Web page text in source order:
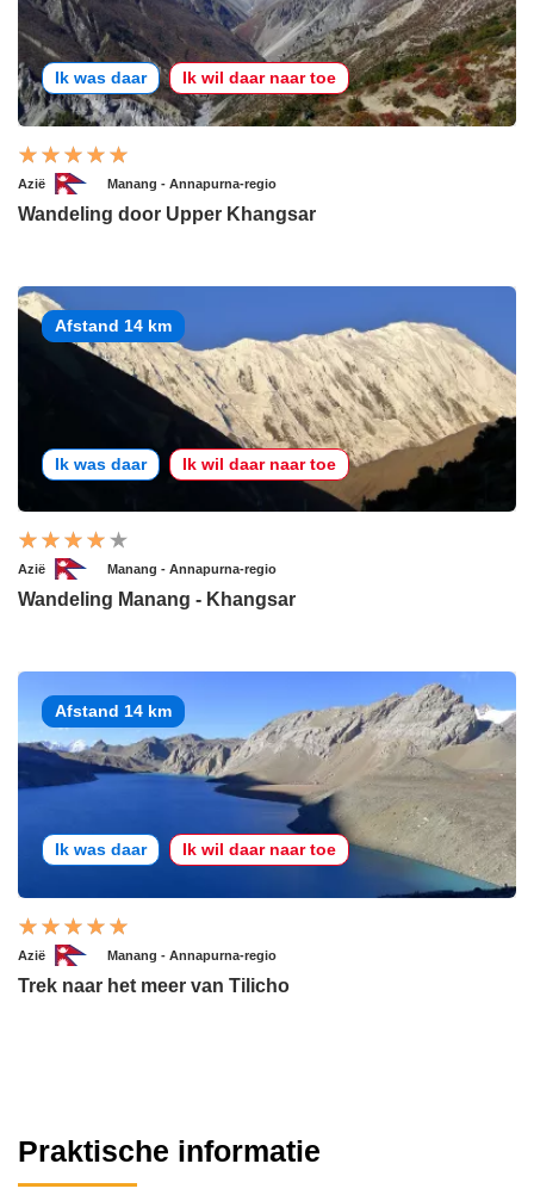
Ik was daar Ik wil daar naar toe
Azië Manang - Annapurna-regio
Wandeling door Upper Khangsar
Afstand 14 km
Ik was daar Ik wil daar naar toe
Azië Manang - Annapurna-regio
Wandeling Manang - Khangsar
Afstand 14 km
Ik was daar Ik wil daar naar toe
Azië Manang - Annapurna-regio
Trek naar het meer van Tilicho
Praktische informatie